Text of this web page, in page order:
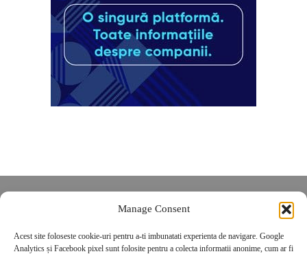
Manage Consent
Acest site foloseste cookie-uri pentru a-ti imbunatati experienta de navigare. Google
Analytics și Facebook pixel sunt folosite pentru a colecta informatii anonime, cum ar fi
POLITICĂ DE CONFIDENȚIALITATE